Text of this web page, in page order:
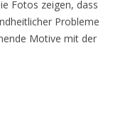
Fotos zeigen, dass
Probleme
Motive mit der